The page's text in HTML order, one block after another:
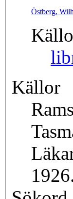
Östberg,
Källor